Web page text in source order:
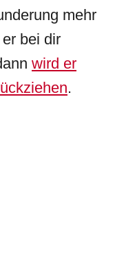
mehr
bei dir
wird er
.